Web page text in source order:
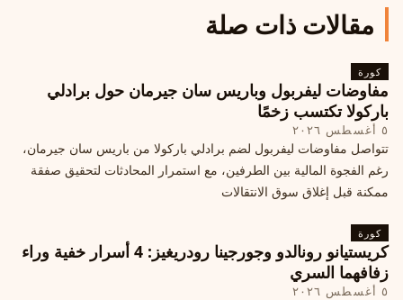
مقالات ذات صلة
كورة
مفاوضات ليفربول وباريس سان جيرمان حول برادلي
باركولا تكتسب زخمًا
٥ أغسطس ٢٠٢٦
تتواصل مفاوضات ليفربول لضم برادلي باركولا من باريس سان جيرمان،
رغم الفجوة المالية بين الطرفين، مع استمرار المحادثات لتحقيق صفقة
ممكنة قبل إغلاق سوق الانتقالات
كورة
كريستيانو رونالدو وجورجينا رودريغيز: 4 أسرار خفية وراء
زفافهما السري
٥ أغسطس ٢٠٢٦